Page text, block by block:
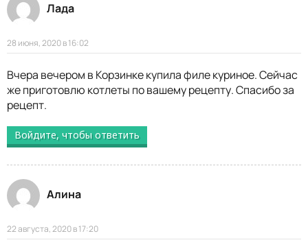
Лада
28 июня, 2020 в 16:02
Вчера вечером в Корзинке купила филе куриное. Сейчас
же приготовлю котлеты по вашему рецепту. Спасибо за
рецепт.
Войдите, чтобы ответить
Алина
22 августа, 2020 в 17:20